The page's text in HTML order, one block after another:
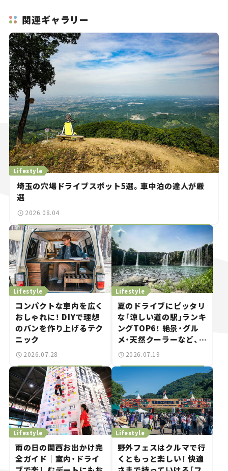
関連ギャラリー
Lifestyle
埼玉の穴場ドライブスポット5選。車中泊の達人が厳
選
2026.08.04
Lifestyle
コンパクトな車内を広く
おしゃれに！ DIYで理想
のバンを作り上げるテク
ニック
2026.07.28
Lifestyle
夏のドライブにピッタリ
な「涼しい道の駅」ランキ
ングTOP6！ 絶景・グル
メ・天然クーラーなど、避
暑におすすめのスポット
推し駅ガイド】vol.15
2026.07.19
Lifestyle
雨の日の関西お出かけ完
全ガイド｜室内・ドライ
Lifestyle
野外フェスはクルマで行
くともっと楽しい！ 快適